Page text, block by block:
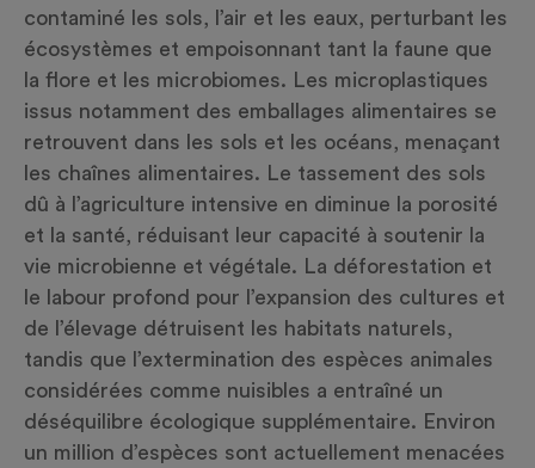
contaminé les sols, l’air et les eaux, perturbant les
écosystèmes et empoisonnant tant la faune que
la flore et les microbiomes. Les microplastiques
issus notamment des emballages alimentaires se
retrouvent dans les sols et les océans, menaçant
les chaînes alimentaires. Le tassement des sols
dû à l’agriculture intensive en diminue la porosité
et la santé, réduisant leur capacité à soutenir la
vie microbienne et végétale. La déforestation et
le labour profond pour l’expansion des cultures et
de l’élevage détruisent les habitats naturels,
tandis que l’extermination des espèces animales
considérées comme nuisibles a entraîné un
déséquilibre écologique supplémentaire. Environ
un million d’espèces sont actuellement menacées